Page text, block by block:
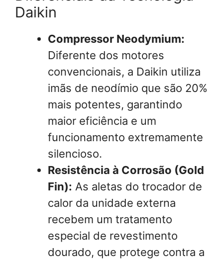
Daikin
Compressor Neodymium:
Diferente dos motores
convencionais, a Daikin utiliza
imãs de neodímio que são 20%
mais potentes, garantindo
maior eficiência e um
funcionamento extremamente
silencioso.
Resistência à Corrosão (Gold
Fin): As aletas do trocador de
calor da unidade externa
recebem um tratamento
especial de revestimento
dourado, que protege contra a